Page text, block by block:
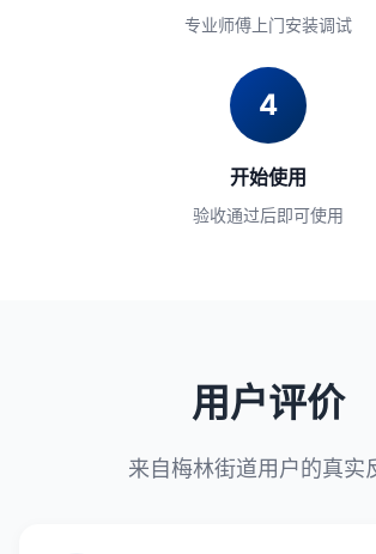
专业师傅上门安装调试
4
开始使用
验收通过后即可使用
用户评价
来自梅林街道用户的真实